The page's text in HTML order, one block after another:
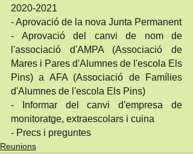
2020-2021
- Aprovació de la nova Junta Permanent
- Aprovació del canvi de nom de
l'associació d'AMPA (Associació de
Mares i Pares d'Alumnes de l'escola Els
Pins) a AFA (Associació de Famílies
d'Alumnes de l'escola Els Pins)
- Informar del canvi d'empresa de
monitoratge, extraescolars i cuina
- Precs i preguntes
Reunions